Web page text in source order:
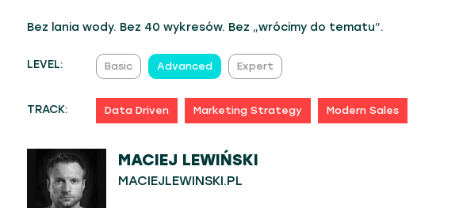
Bez lania wody. Bez 40 wykresów. Bez „wrócimy do tematu”.
LEVEL: Basic Advanced Expert
TRACK: Data Driven Marketing Strategy Modern Sales
MACIEJ LEWIŃSKI
MACIEJLEWINSKI.PL